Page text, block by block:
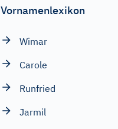
Vornamenlexikon
Wimar
Carole
Runfried
Jarmil